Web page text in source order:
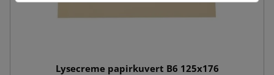
Lysecreme papirkuvert B6 125x176